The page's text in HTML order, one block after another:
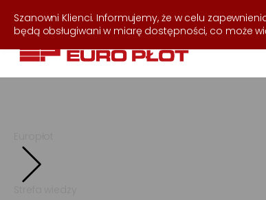
537 255 050
Szanowni Klienci. Informujemy, że w celu
będą obsługiwani w miarę dostępności, co może